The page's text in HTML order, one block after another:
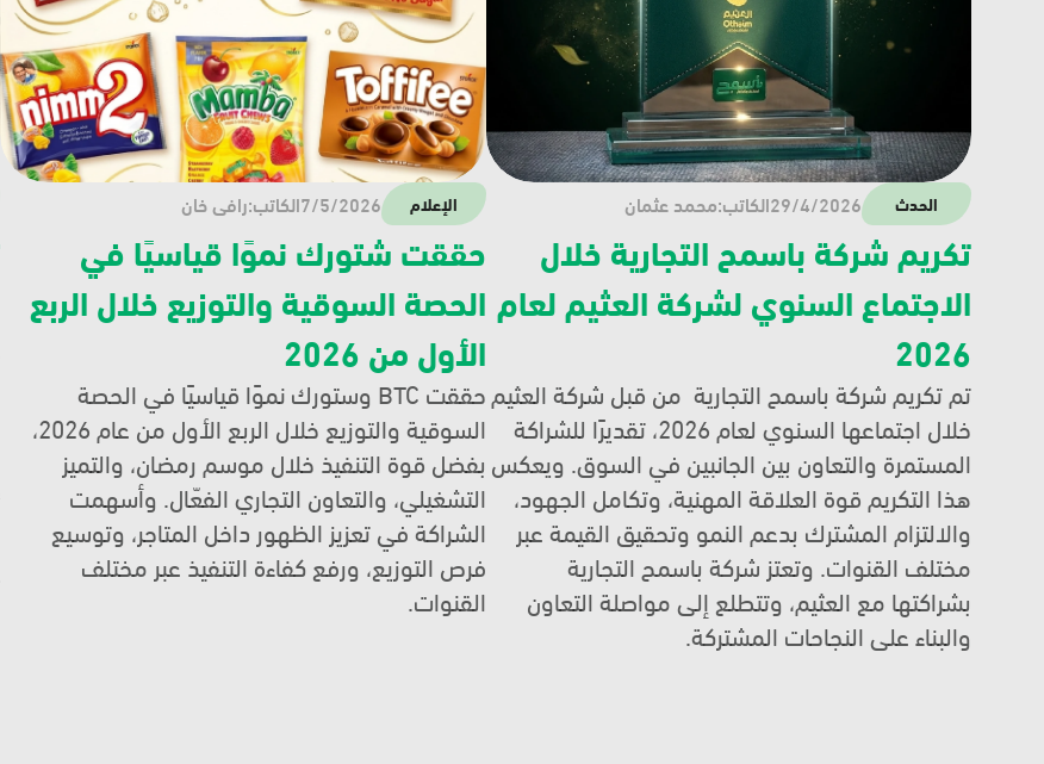
رافي خانالكاتب:7/5/2026 الإعلام
الأول من 2026
القنوات.
محمد عثمانالكاتب:29/4/2026 الحدث
2026
تم تكريم شركة باسمح التجارية  من قبل شركة العثيم
والبناء على النجاحات المشتركة.